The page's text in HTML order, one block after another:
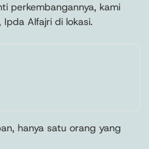
perkembangannya, kami
Ipda Alfajri di lokasi.
hanya satu orang yang